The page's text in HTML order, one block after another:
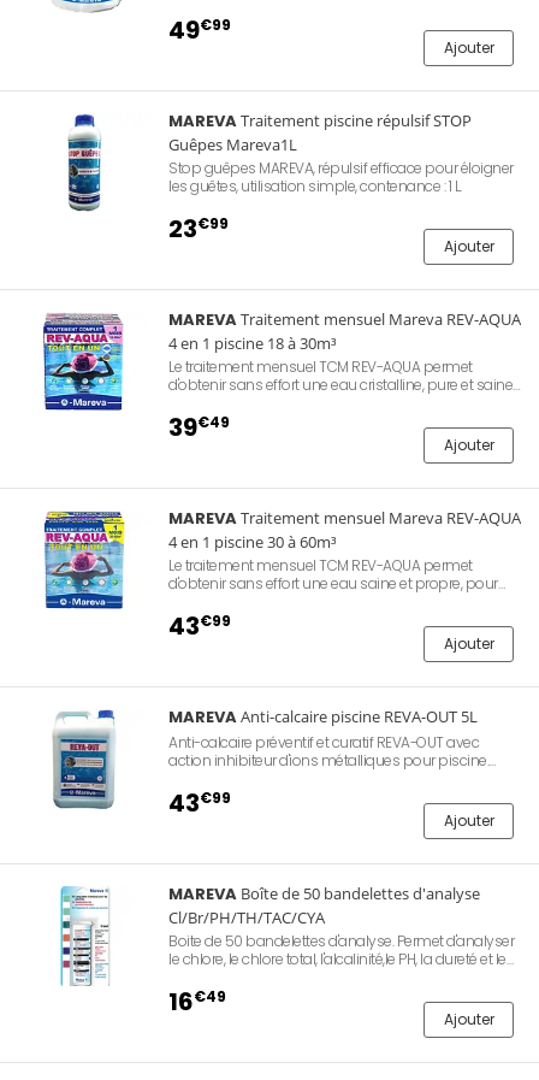
aux eaux douces, algicide pour une eau claire,
dosage : 75 g pour 10 m3 d'eau.
49€99
Ajouter
MAREVATraitement piscine répulsif STOP
Guêpes Mareva1L
Stop guêpes MAREVA, répulsif efficace pour éloigner
les guêtes, utilisation simple, contenance : 1 L.
23€99
Ajouter
MAREVATraitement mensuel Mareva REV-AQUA
4 en 1 piscine 18 à 30m³
Le traitement mensuel TCM REV-AQUA permet
d'obtenir sans effort une eau cristalline, pure et saine.
les doses sont déjà prêtes. Eau douce et sans odeur.
Utilisation toute l'année. Piscines 18 à 30m³.
Comprend 1 bidon et permet de traiter votre bassin
39€49
Ajouter
MAREVATraitement mensuel Mareva REV-AQUA
4 en 1 piscine 30 à 60m³
Le traitement mensuel TCM REV-AQUA permet
d'obtenir sans effort une eau saine et propre, pour
prêtes. Utilisation toute l'année. Piscines 30 à 60m³.
Comprend 1 bidon et 4 sachets, traitement 1 mois
43€99
Ajouter
MAREVAAnti-calcaire piscine REVA-OUT 5L
Anti-calcaire préventif et curatif REVA-OUT avec
action inhibiteur d'ions métalliques pour piscine.
en eau dure (> 25°F) et chauffée.
43€99
Ajouter
MAREVA Boîte de 50 bandelettes d'analyse
Cl/Br/PH/TH/TAC/CYA
Boite de 50 bandelettes d'analyse. Permet d'analyser
le chlore, le chlore total, l'alcalinité,le PH, la dureté et le
contenus dans l'eau de votre piscine.
16€49
Ajouter